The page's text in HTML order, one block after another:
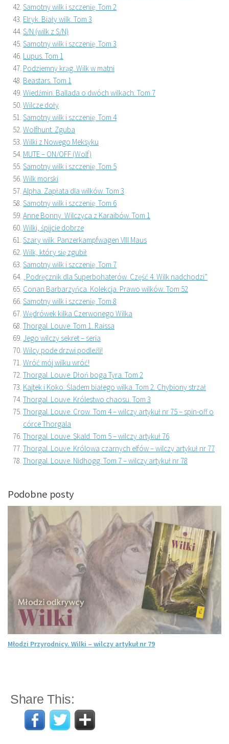
Samotny wilk i szczenię. Tom 2
Elryk. Biały wilk. Tom 3
S/N (wilk z S/N)
Samotny wilk i szczenię. Tom 3
Lupus. Tom 1
Podziemny krąg. Wilk w matni
Beastars. Tom 1
Wiedźmin. Ballada o dwóch wilkach. Tom 7
Wilcze doły
Samotny wilk i szczenię. Tom 4
Wolfhunt. Zguba
Wilki z Nowego Meksyku
MUTE – ON/OFF (Wolf)
Samotny wilk i szczenię. Tom 5
Wilk morski
Alpha. Zapłata dla wilków. Tom 3
Samotny wilk i szczenię. Tom 6
Anne Bonny. Wilczyca z Karaibów. Tom 1
Wilki, śpijcie dobrze
Szary wilk. Panzerkampfwagen VIII Maus
Wilk, który się zgubił
Samotny wilk i szczenię. Tom 7
„Podręcznik dla Superbohaterów. Część 4. Wilk nadchodzi”
Conan Barbarzyńca. Kolekcja. Prawo wilków. Tom 52
Samotny wilk i szczenię. Tom 8
Wędrówek kilka Czerwonego Wilka
Thorgal. Louve. Tom 1. Raissa
Jego wilczy sekret – seria
Wilcy pode drzwi podleźli!
Wróć mój wilku wróć!
Thorgal. Louve. Dłoń boga Tyra. Tom 2
Kajtek i Koko. Śladem białego wilka. Tom 2. Chybiony strzał
Thorgal. Louve. Królestwo chaosu. Tom 3
Thorgal. Louve. Crow. Tom 4 – wilczy artykuł nr 75 – spin-off o
córce Thorgala
Thorgal. Louve. Skald. Tom 5 – wilczy artykuł 76
Thorgal. Louve. Królowa czarnych elfów – wilczy artykuł nr 77
Thorgal. Louve. Nidhogg. Tom 7 – wilczy artykuł nr 78
Podobne posty
Młodzi Przyrodnicy. Wilki – wilczy artykuł nr 79
Share This: